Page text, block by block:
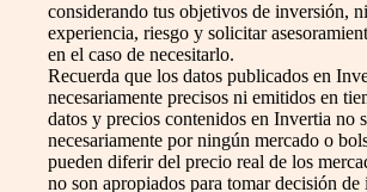
considerando tus objetivos de inversión,
experiencia, riesgo y solicitar
en el caso de necesitarlo.
Recuerda que los datos publicados en
necesariamente precisos ni emitidos en
datos y precios contenidos en Invertia no
necesariamente por ningún mercado o
pueden diferir del precio real de los
no son apropiados para tomar decisión de